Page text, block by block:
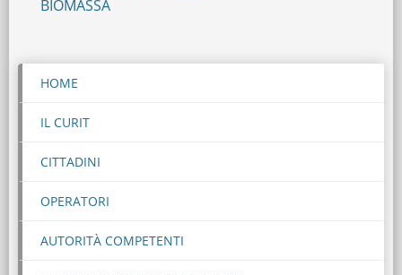
BIOMASSA
HOME
IL CURIT
CITTADINI
OPERATORI
AUTORITÀ COMPETENTI